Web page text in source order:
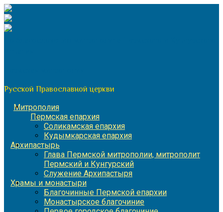
Перейти
к
содержимому
Русской Православной церкви
Митрополия
Пермская епархия
Соликамская епархия
Кудымкарская епархия
Архипастырь
Глава Пермской митрополии, митрополит
Пермский и Кунгурский
Служение Архипастыря
Храмы и монастыри
Благочинные Пермской епархии
Монастырское благочиние